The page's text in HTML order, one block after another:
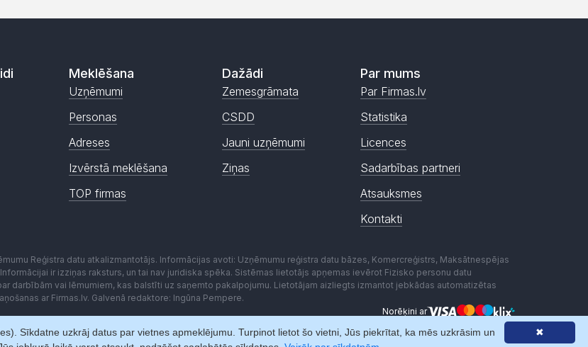
Meklēšana
Uzņēmumi
Personas
Adreses
Izvērstā meklēšana
TOP firmas
Dažādi
Zemesgrāmata
CSDD
Jauni uzņēmumi
Ziņas
Par mums
Par Firmas.lv
Statistika
Licences
Sadarbības partneri
Atsauksmes
Kontakti
Reģistra datu atkalizmantotājs. Informācijas avoti: Uzņēmumu reģistra datu bāzes, Komercreģistrs, Maksātnespējas
ir izziņas raksturs, un tai nav juridiska spēka. Sistēmas lietotājs apņemas ievērot Fizisko personu datu
darbībām vai lēmumiem, kas balstīti uz saņemto pakalpojumu. Lietotājam aizliegts izmantot jebkādas automatizētas
ar Firmas.lv. Galvenā redaktore: Ingūna Pempere.
Norēķini ar
✖
Sīkdatne uzkrāj datus par vietnes apmeklējumu. Turpinot lietot šo vietni, Jūs piekrītat, ka mēs uzkrāsim un